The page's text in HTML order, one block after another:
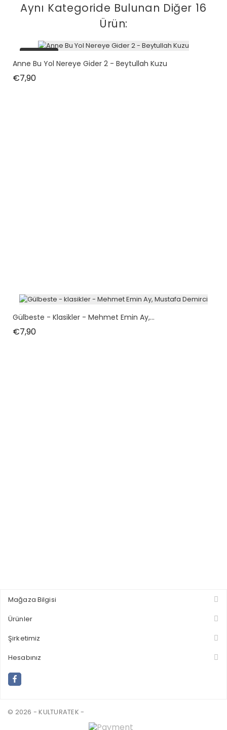
Aynı Kategoride Bulunan Diğer 16
Ürün:
tükendi
Anne Bu Yol Nereye Gider 2 - Beytullah Kuzu
€7,90Fiyat
Gülbeste - Klasikler - Mehmet Emin Ay,...
€7,90Fiyat
Mağaza Bilgisi
Ürünler
Şirketimiz
Hesabınız
© 2026 - KULTURATEK -